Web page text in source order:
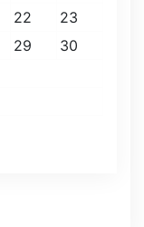
22
23
29
30